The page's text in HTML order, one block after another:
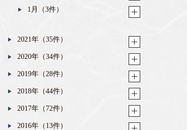
1月（3件）
2021年（35件）
2020年（34件）
2019年（28件）
2018年（44件）
2017年（72件）
2016年（13件）